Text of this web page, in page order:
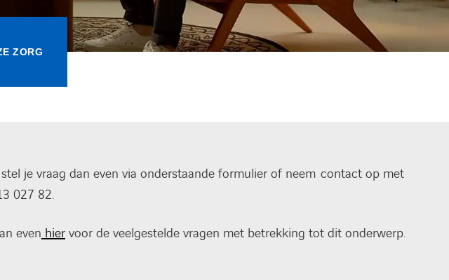
ZORG
je vraag dan even via onderstaande formulier of neem contact op met
027 82.
evenhier voor de veelgestelde vragen met betrekking tot dit onderwerp.